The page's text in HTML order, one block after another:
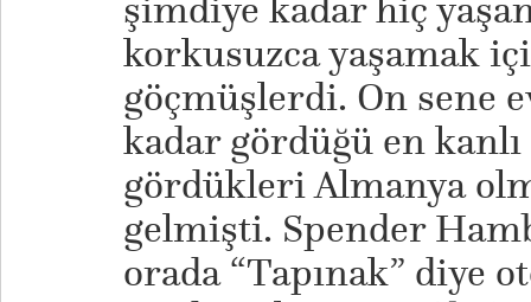
korkusuzca yaşamak
göçmüşlerdi. On sene
kadar gördüğü en
gördükleri Almanya
gelmişti. Spender
orada “Tapınak” diye